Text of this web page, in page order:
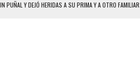
PUÑAL Y DEJÓ HERIDAS A SU PRIMA Y A OTRO
EL CUERPO DENTRO DE SU CASA